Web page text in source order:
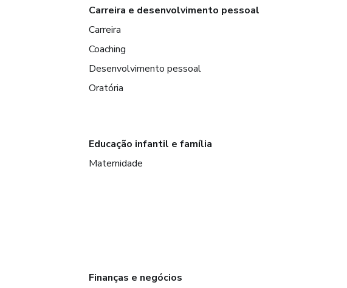
Carreira e desenvolvimento pessoal
Carreira
Coaching
Desenvolvimento pessoal
Oratória
Educação infantil e família
Maternidade
Finanças e negócios